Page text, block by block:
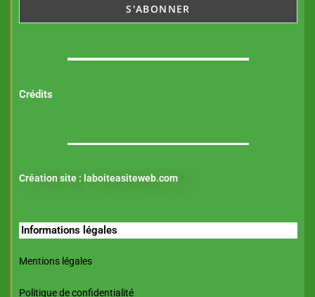
Crédits
Création site : laboiteasiteweb.com
Informations légales
Mentions légales
Politique de confidentialité